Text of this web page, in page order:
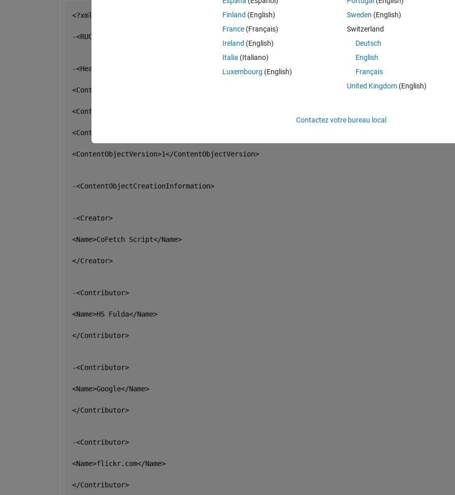
<?xml version= ?>
-<RUCoD xmlns:xsd=
-<Header>
<ContentObjectType>Multimedia Collection</ContentObjectType>
<ContentObjectName xml:lang=
<ContentObjectID>80000000-8000-0000-F000-00008000010E</ContentObjectID>
<ContentObjectVersion>1</ContentObjectVersion>
-<ContentObjectCreationInformation>
-<Creator>
<Name>CoFetch Script</Name>
</Creator>
-<Contributor>
<Name>HS Fulda</Name>
</Contributor>
-<Contributor>
<Name>Google</Name>
</Contributor>
-<Contributor>
<Name>flickr.com</Name>
</Contributor>
Finland (English)
France (Français)
Ireland (English)
Italia (Italiano)
Luxembourg (English)
Sweden (English)
Switzerland
Deutsch
English
Français
United Kingdom(English)
Contactez votre bureau local